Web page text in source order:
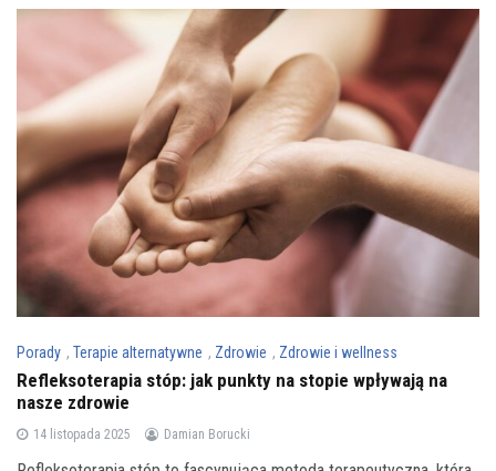
Porady , Terapie alternatywne , Zdrowie , Zdrowie i wellness
Refleksoterapia stóp: jak punkty na stopie wpływają na
nasze zdrowie
14 listopada 2025 Damian Borucki